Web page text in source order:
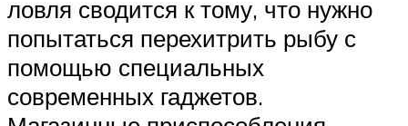
ловля сводится к тому, что нужно
попытаться перехитрить рыбу с
помощью специальных
современных гаджетов.